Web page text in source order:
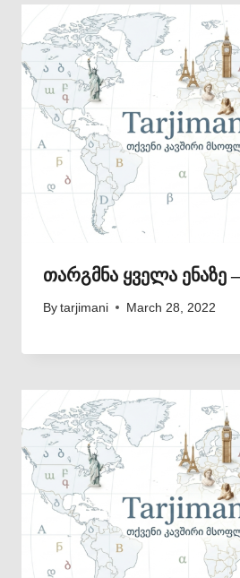
თარგმნა ყველა ენაზე –
By tarjimani March 28, 2022